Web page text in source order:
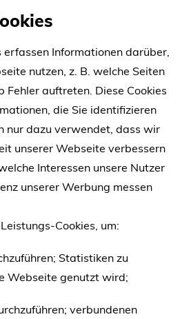
erfassen Informationen darüber,
nutzen, z. B. welche Seiten
Fehler auftreten. Diese Cookies
die Sie identifizieren
nur dazu verwendet, dass wir
unserer Webseite verbessern
Interessen unsere Nutzer
unserer Werbung messen
Cookies, um:
Statistiken zu
Webseite genutzt wird;
verbundenen